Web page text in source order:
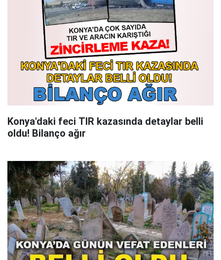
Konya'daki feci TIR kazasında detaylar belli
oldu! Bilanço ağır